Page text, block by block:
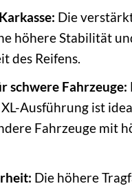
Die
höhere Stabilität
des Reifens.
schwere Fahrzeuge:
Ausführung ist
Fahrzeuge mit
Die höhere